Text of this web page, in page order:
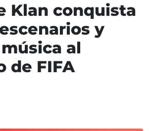
Klan conquista
y
al
de FIFA